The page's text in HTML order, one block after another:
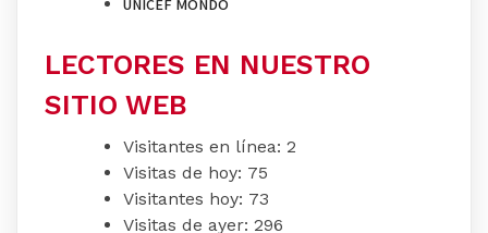
UNICEF MONDO
LECTORES EN NUESTRO
SITIO WEB
Visitantes en línea: 2
Visitas de hoy: 75
Visitantes hoy: 73
Visitas de ayer: 296